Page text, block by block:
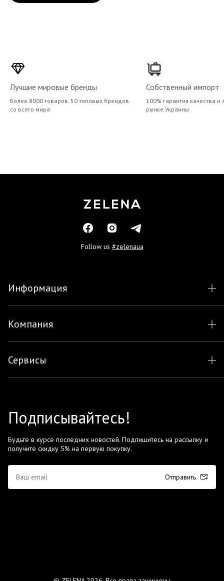
Лучшие мировые бренды
Более 8000 товаров. 50 топовых брендов
со всего мира
Собственный импорт
100% гарантия качества
рынке Украины
Follow us #zelenaua
Информация
Компания
Сервисы
Подписывайтесь!
Будьте в курсе последних новостей. Подпишитесь на рассылку и
получите скидку 5% на первую покупку.
Отправить